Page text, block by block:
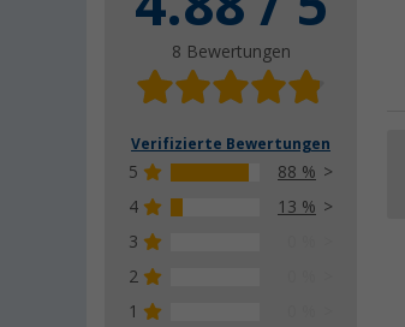
8 Bewertungen
Verifizierte Bewertungen
5
88 %
4
13 %
3
2
1